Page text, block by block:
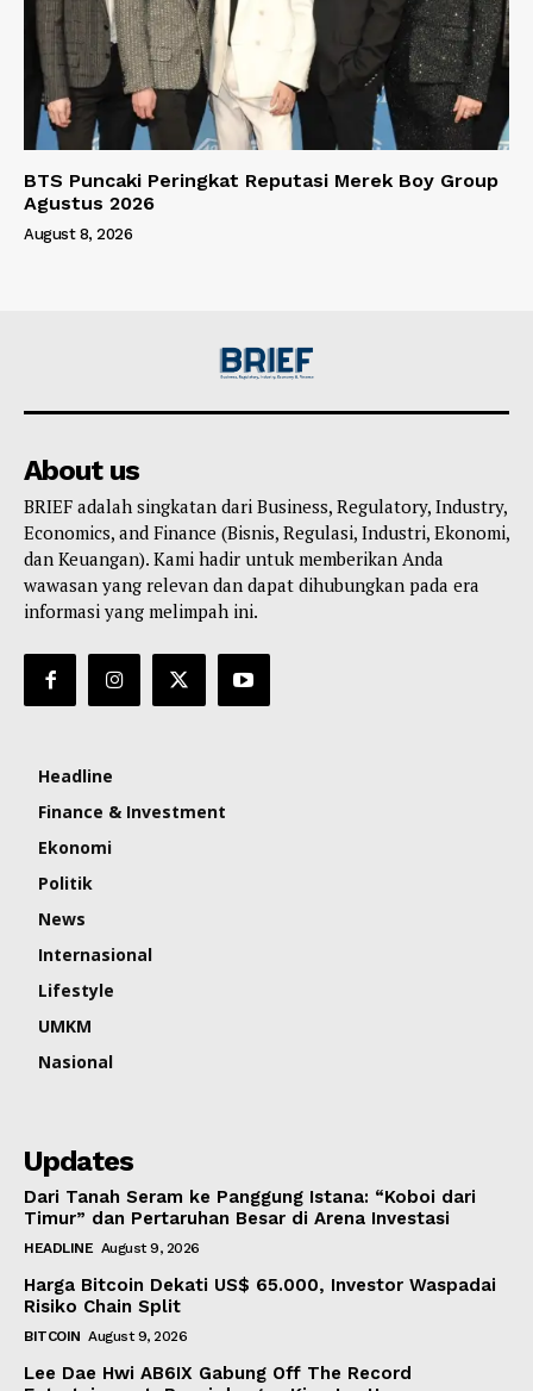
BTS Puncaki Peringkat Reputasi Merek Boy Group
Agustus 2026
August 8, 2026
About us
BRIEF adalah singkatan dari Business, Regulatory, Industry,
Economics, and Finance (Bisnis, Regulasi, Industri, Ekonomi,
dan Keuangan). Kami hadir untuk memberikan Anda
wawasan yang relevan dan dapat dihubungkan pada era
informasi yang melimpah ini.
Headline
Finance & Investment
Ekonomi
Politik
News
Internasional
Lifestyle
UMKM
Nasional
Updates
Dari Tanah Seram ke Panggung Istana: “Koboi dari
Timur” dan Pertaruhan Besar di Arena Investasi
HEADLINE August 9, 2026
Harga Bitcoin Dekati US$ 65.000, Investor Waspadai
Risiko Chain Split
BITCOIN August 9, 2026
Lee Dae Hwi AB6IX Gabung Off The Record